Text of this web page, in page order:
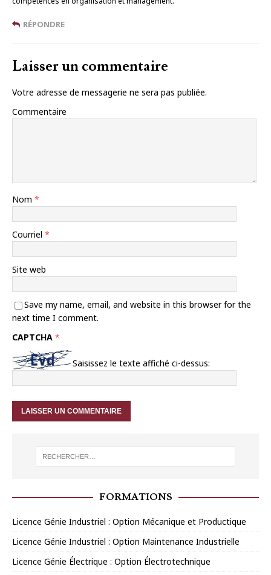
RÉPONDRE
Laisser un commentaire
Votre adresse de messagerie ne sera pas publiée.
Commentaire
Nom *
Courriel *
Site web
Save my name, email, and website in this browser for the
next time I comment.
CAPTCHA *
Saisissez le texte affiché ci-dessus:
FORMATIONS
Licence Génie Industriel : Option Mécanique et Productique
Licence Génie Industriel : Option Maintenance Industrielle
Licence Génie Électrique : Option Électrotechnique